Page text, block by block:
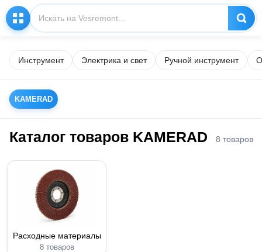
Инструмент Электрика и свет Ручной инструмент
KAMERAD
Каталог товаров KAMERAD 8 товаров
Расходные материалы
8 товаров